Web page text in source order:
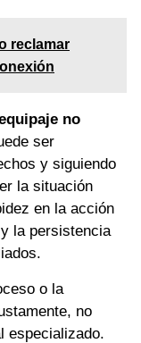
reclamar
no
ser
y siguiendo
la situación
en la acción
la persistencia
o la
no
especializado.